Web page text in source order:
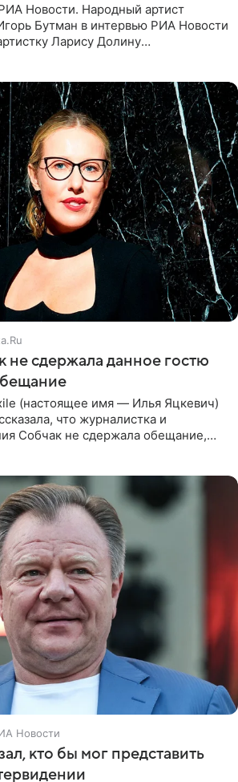
Новости. Народный артист
Бутман в интервью РИА Новости
Ларису Долину
не сдержала данное гостю
(настоящее имя — Илья Яцкевич)
что журналистка и
Собчак не сдержала обещание,
Новости
кто бы мог представить